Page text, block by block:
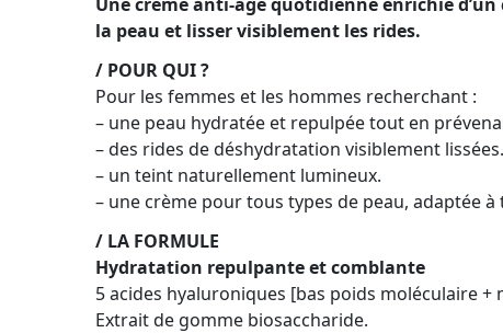
la peau et lisser visiblement les rides.
/ POUR QUI ?
Pour les femmes et les hommes recherchant :
– une peau hydratée et repulpée tout en
– des rides de déshydratation visiblement lissées.
– un teint naturellement lumineux.
– une crème pour tous types de peau, adaptée à
/ LA FORMULE
Hydratation repulpante et comblante
5 acides hyaluroniques [bas poids moléculaire
Extrait de gomme biosaccharide.